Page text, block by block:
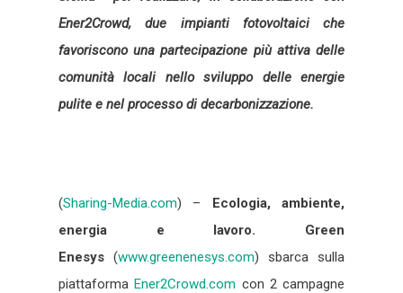
Ener2Crowd, due impianti fotovoltaici che
favoriscono una partecipazione più attiva delle
comunità locali nello sviluppo delle energie
pulite e nel processo di decarbonizzazione.
(Sharing-Media.com) – Ecologia, ambiente,
energia e lavoro.
Green
Enesys (www.greenenesys.com) sbarca sulla
piattaformaEner2Crowd.com con 2 campagne